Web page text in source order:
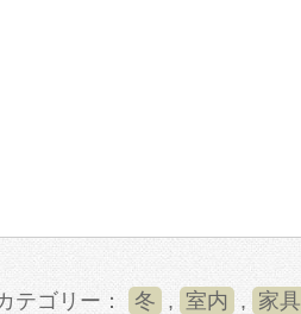
テゴリー： 冬 , 室内 , 家具